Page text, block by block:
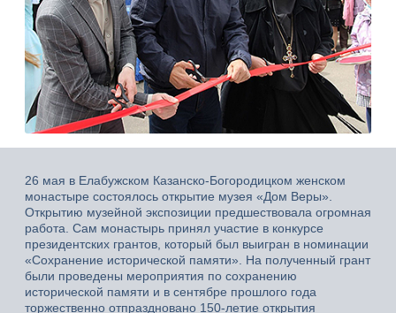
26 мая в Елабужском Казанско-Богородицком женском
монастыре состоялось открытие музея «Дом Веры».
Открытию музейной экспозиции предшествовала огромная
работа. Сам монастырь принял участие в конкурсе
президентских грантов, который был выигран в номинации
«Сохранение исторической памяти». На полученный грант
были проведены мероприятия по сохранению
исторической памяти и в сентябре прошлого года
торжественно отпраздновано 150-летие открытия